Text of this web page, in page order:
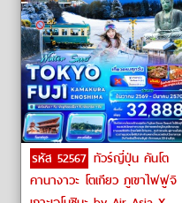
รหัส 52567 ทัวร์ญี่ปุ่น คันโต
คานางาวะ โตเกียว ภูเขาไฟฟูจิ